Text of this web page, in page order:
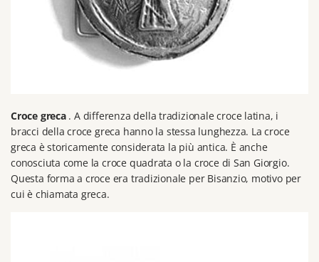
Croce greca. A differenza della tradizionale croce latina, i
bracci della croce greca hanno la stessa lunghezza. La croce
greca è storicamente considerata la più antica. È anche
conosciuta come la croce quadrata o la croce di San Giorgio.
Questa forma a croce era tradizionale per Bisanzio, motivo per
cui è chiamata greca.